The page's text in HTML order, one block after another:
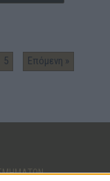
5 Επόμενη »